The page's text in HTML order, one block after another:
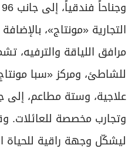
التجارية «مونتاج»،
مرافق اللياقة والترفيه،
علاجية، وستة مطاعم، إلى
وتجارب مخصصة للعائلات.
ليشكّل وجهة راقية